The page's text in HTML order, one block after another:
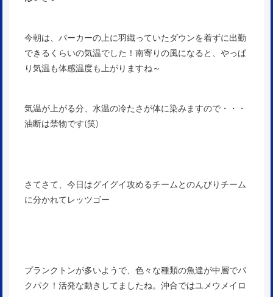
今朝は、パーカーの上に羽織っていたダウンを着ずに出勤
できるくらいの気温でした！南寄りの風になると、やっぱ
り気温も体感温度も上がりますね～
気温が上がる分、水温の冷たさが体に染みますので・・・
油断は禁物です(笑)
さてさて、今日はグイグイ攻めるチームとのんびりチーム
に分かれてレッツゴー
プランクトンが多いようで、色々な種類の魚達が中層でパ
クパク！活発な動きしてましたね。沖合ではユメウメイロ